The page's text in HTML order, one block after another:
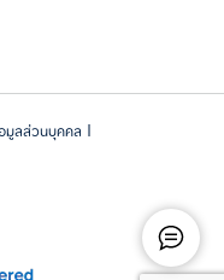
มูลส่วนบุคคล |